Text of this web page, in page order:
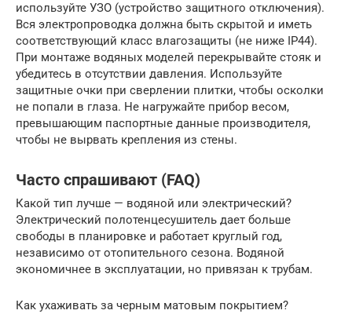
используйте УЗО (устройство защитного отключения).
Вся электропроводка должна быть скрытой и иметь
соответствующий класс влагозащиты (не ниже IP44).
При монтаже водяных моделей перекрывайте стояк и
убедитесь в отсутствии давления. Используйте
защитные очки при сверлении плитки, чтобы осколки
не попали в глаза. Не нагружайте прибор весом,
превышающим паспортные данные производителя,
чтобы не вырвать крепления из стены.
Часто спрашивают (FAQ)
Какой тип лучше — водяной или электрический?
Электрический полотенцесушитель дает больше
свободы в планировке и работает круглый год,
независимо от отопительного сезона. Водяной
экономичнее в эксплуатации, но привязан к трубам.
Как ухаживать за черным матовым покрытием?